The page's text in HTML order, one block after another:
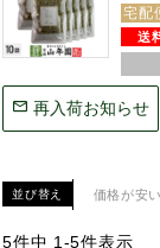
宅配
再入荷お知らせ
並び替え 価格が安
5件中 1 -5件表示